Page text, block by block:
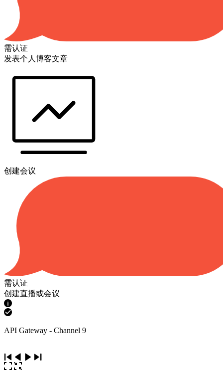
需认证
发表个人博客文章
创建会议
需认证
创建直播或会议
API Gateway - Channel 9